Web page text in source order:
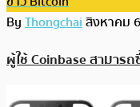
ByThongchaiสิงหาคม
ผู้ใช้ Coinbase สามาร